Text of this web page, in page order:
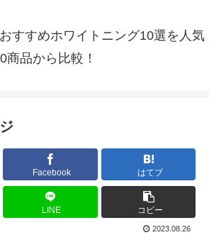
すすめホワイトニング10選を人気
商品から比較！
Facebook はてブ
LINE コピー
2023.08.26